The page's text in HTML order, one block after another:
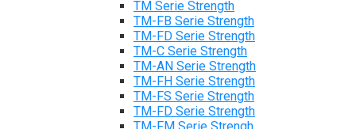
TM Serie Strength
TM-FB Serie Strength
TM-FD Serie Strength
TM-C Serie Strength
TM-AN Serie Strength
TM-FH Serie Strength
TM-FS Serie Strength
TM-FD Serie Strength